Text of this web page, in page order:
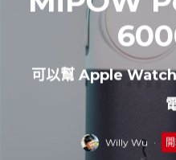
可以幫 Apple
Willy Wu ·